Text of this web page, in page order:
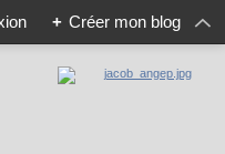
+ Créer mon blog